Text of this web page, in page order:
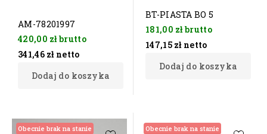
AM-78201997
420,00 złbrutto
341,46 zł netto
Dodaj do koszyka
BT-PIASTA BO 5
181,00 złbrutto
147,15 zł netto
Dodaj do koszyka
Obecnie brak na stanie Obecnie brak na stanie